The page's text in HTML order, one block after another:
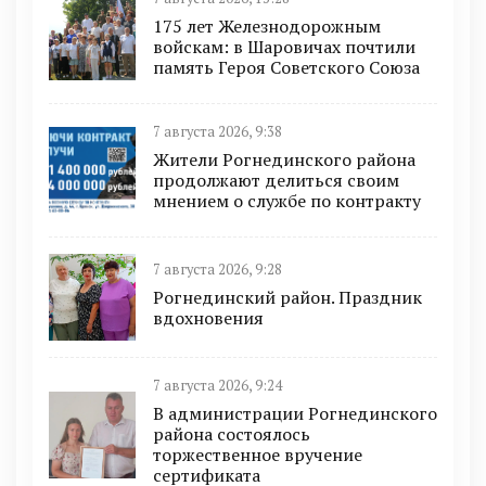
175 лет Железнодорожным
войскам: в Шаровичах почтили
память Героя Советского Союза
7 августа 2026, 9:38
Жители Рогнединского района
продолжают делиться своим
мнением о службе по контракту
7 августа 2026, 9:28
Рогнединский район. Праздник
вдохновения
7 августа 2026, 9:24
В администрации Рогнединского
района состоялось
торжественное вручение
сертификата